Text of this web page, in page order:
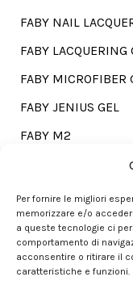
Per fornire le migliori
memorizzare e/o
a queste tecnologie ci
comportamento di
acconsentire o ritirare il
caratteristiche e funzioni.
FABY NAIL
FABY LACQUERING
FABY MICROFIBER
FABY JENIUS GEL
FABY M2
Go